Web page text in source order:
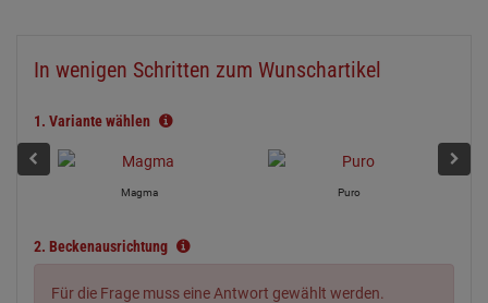
In wenigen Schritten zum Wunschartikel
1. Variante wählen
Magma Puro
2. Beckenausrichtung
Für die Frage muss eine Antwort gewählt werden.